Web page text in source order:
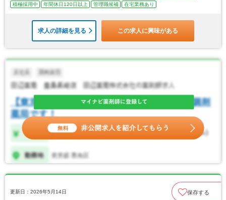
積極採用中
年間休日120日以上 管理職候補 在宅業務あり
求人の詳細を見る この求人に興味がある
更新日：2026年5月14日 保存する